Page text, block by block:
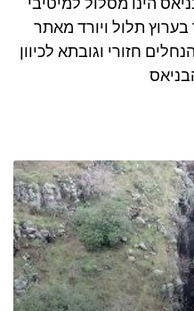
כל האפשרויות
תלול ויורד מאתר
חזורי וגובתא לכיוון